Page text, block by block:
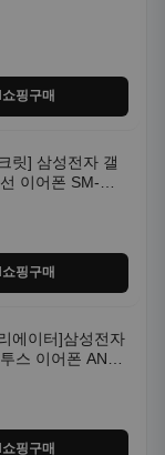
쇼핑구매
릿] 삼성전자 갤
이어폰 SM-
쇼핑구매
에이터]삼성전자
스 이어폰 ANC
쇼핑구매